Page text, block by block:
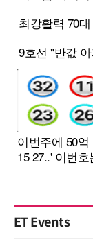
ET Events